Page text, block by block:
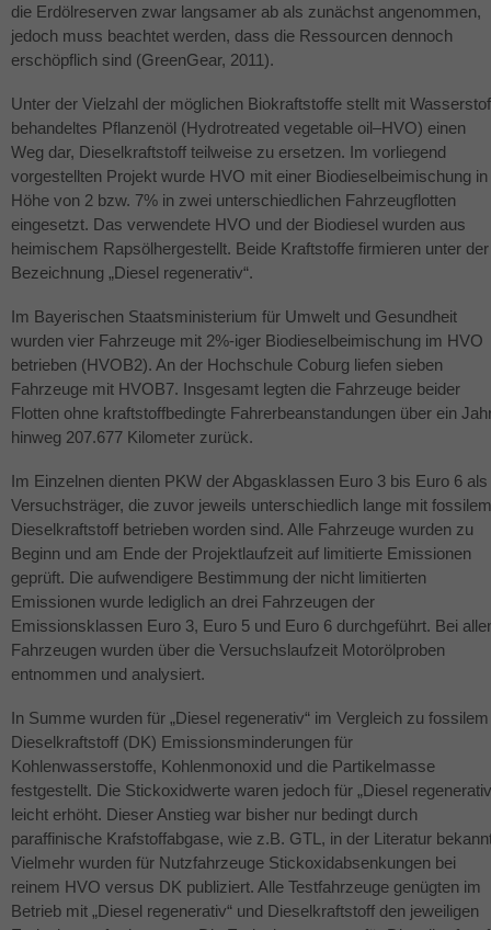
die Erdölreserven zwar langsamer ab als zunächst angenommen,
jedoch muss beachtet werden, dass die Ressourcen dennoch
erschöpflich sind (GreenGear, 2011).
Unter der Vielzahl der möglichen Biokraftstoffe stellt mit
behandeltes Pflanzenöl (Hydrotreated vegetable oil–HVO) einen
Weg dar, Dieselkraftstoff teilweise zu ersetzen. Im vorliegend
vorgestellten Projekt wurde HVO mit einer Biodieselbeimischung in
Höhe von 2 bzw. 7% in zwei unterschiedlichen Fahrzeugflotten
eingesetzt. Das verwendete HVO und der Biodiesel wurden aus
heimischem Rapsölhergestellt. Beide Kraftstoffe firmieren unter der
Bezeichnung „Diesel regenerativ“.
Im Bayerischen Staatsministerium für Umwelt und Gesundheit
wurden vier Fahrzeuge mit 2%-iger Biodieselbeimischung im HVO
betrieben (HVOB2). An der Hochschule Coburg liefen sieben
Fahrzeuge mit HVOB7. Insgesamt legten die Fahrzeuge beider
Flotten ohne kraftstoffbedingte Fahrerbeanstandungen über ein
hinweg 207.677 Kilometer zurück.
Im Einzelnen dienten PKW der Abgasklassen Euro 3 bis Euro 6 als
Versuchsträger, die zuvor jeweils unterschiedlich lange mit fossilem
Dieselkraftstoff betrieben worden sind. Alle Fahrzeuge wurden zu
Beginn und am Ende der Projektlaufzeit auf limitierte Emissionen
geprüft. Die aufwendigere Bestimmung der nicht limitierten
Emissionen wurde lediglich an drei Fahrzeugen der
Emissionsklassen Euro 3, Euro 5 und Euro 6 durchgeführt. Bei
Fahrzeugen wurden über die Versuchslaufzeit Motorölproben
entnommen und analysiert.
In Summe wurden für „Diesel regenerativ“ im Vergleich zu fossilem
Dieselkraftstoff (DK) Emissionsminderungen für
Kohlenwasserstoffe, Kohlenmonoxid und die Partikelmasse
festgestellt. Die Stickoxidwerte waren jedoch für „Diesel
leicht erhöht. Dieser Anstieg war bisher nur bedingt durch
paraffinische Krafstoffabgase, wie z.B. GTL , in der Literatur
Vielmehr wurden für Nutzfahrzeuge Stickoxidabsenkungen bei
reinem HVO versus DK publiziert. Alle Testfahrzeuge genügten im
Betrieb mit „Diesel regenerativ“ und Dieselkraftstoff den jeweiligen